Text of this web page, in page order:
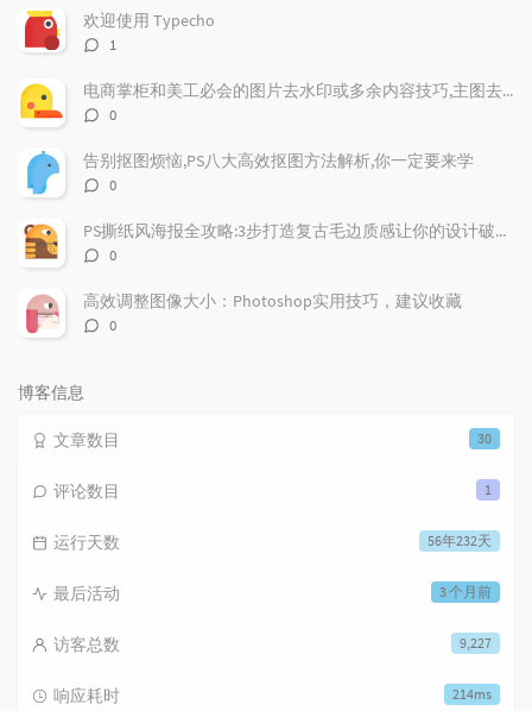
文
章
欢迎使用 Typecho
评
数：
1
电商掌柜和美工必会的图片去水印或多余内容技巧,主图去除文案为例实操
评
数：
0
告别抠图烦恼,PS八大高效抠图方法解析,你一定要来学
评
数：
0
PS撕纸风海报全攻略:3步打造复古毛边质感让你的设计破纸而出
评
数：
0
高效调整图像大小：Photoshop实用技巧，建议收藏
评
0
博客信息
30
文章数目
1
评论数目
56年232天
运行天数
3 个月前
最后活动
9,227
访客总数
214ms
响应耗时